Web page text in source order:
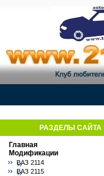
РАЗДЕЛЫ САЙТА
Главная
Модификации
ВАЗ 2114
ВАЗ 2115